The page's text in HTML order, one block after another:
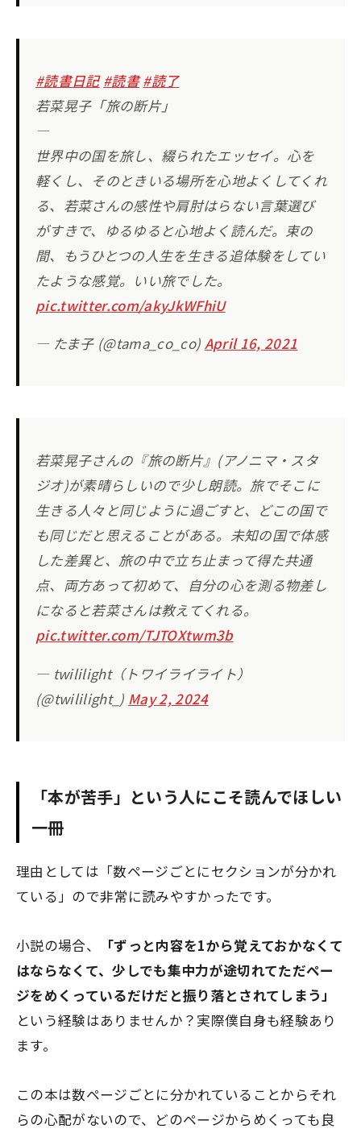
#読書日記 #読書 #読了
若菜晃子「旅の断片」
—
世界中の国を旅し、綴られたエッセイ。心を
軽くし、そのときいる場所を心地よくしてくれ
る、若菜さんの感性や肩肘はらない言葉選び
がすきで、ゆるゆると心地よく読んだ。束の
間、もうひとつの人生を生きる追体験をしてい
たような感覚。いい旅でした。
pic.twitter.com/akyJkWFhiU
— たま子 (@tama_co_co) April 16, 2021
若菜晃子さんの『旅の断片』(アノニマ・スタ
ジオ)が素晴らしいので少し朗読。旅でそこに
生きる人々と同じように過ごすと、どこの国で
も同じだと思えることがある。未知の国で体感
した差異と、旅の中で立ち止まって得た共通
点、両方あって初めて、自分の心を測る物差し
になると若菜さんは教えてくれる。
pic.twitter.com/TJTOXtwm3b
— twililight（トワイライライト）
(@twililight_) May 2, 2024
「本が苦手」という人にこそ読んでほしい
一冊
理由としては「数ページごとにセクションが分かれ
ている」ので非常に読みやすかったです。
小説の場合、
「ずっと内容を1から覚えておかなくて
はならなくて、少しでも集中力が途切れてただペー
ジをめくっているだけだと振り落とされてしまう」
という経験はありませんか？実際僕自身も経験あり
ます。
この本は数ページごとに分かれていることからそれ
らの心配がないので、どのページからめくっても良